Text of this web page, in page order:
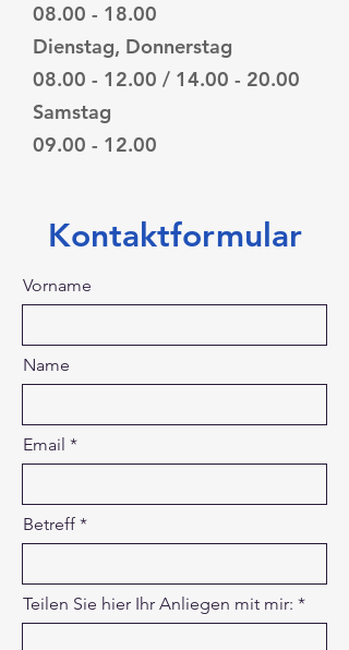
08.00 - 18.00
Dienstag, Donnerstag
08.00 - 12.00 / 14.00 - 20.00
Samstag
09.00 - 12.00
Kontaktformular
Vorname
Name
Email
Betreff
Teilen Sie hier Ihr Anliegen mit mir: